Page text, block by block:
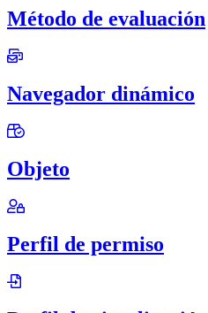
Método de evaluación
Navegador dinámico
Objeto
Perfil de permiso